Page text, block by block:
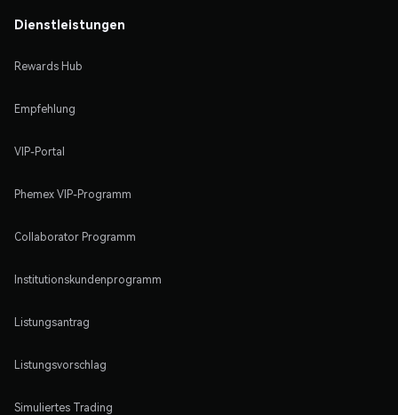
Dienstleistungen
Rewards Hub
Empfehlung
VIP-Portal
Phemex VIP-Programm
Collaborator Programm
Institutionskundenprogramm
Listungsantrag
Listungsvorschlag
Simuliertes Trading